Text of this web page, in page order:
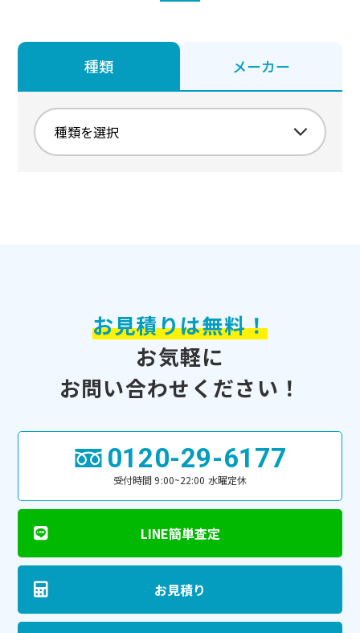
種類 メーカー
お見積りは無料！
お気軽に
お問い合わせください！
0120-29-6177
受付時間 9:00~22:00 水曜定休
LINE簡単査定
お見積り